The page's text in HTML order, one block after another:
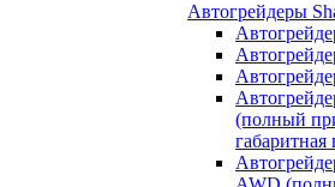
Автогрейдеры
(полный
габаритная